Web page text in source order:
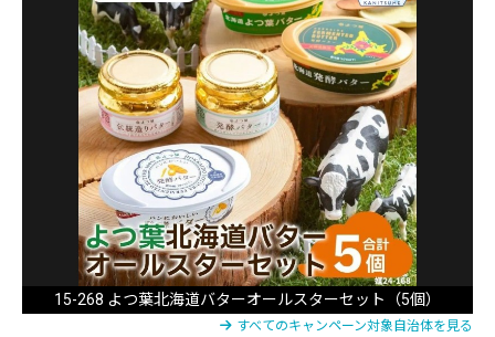
15-268 よつ葉北海道バターオールスターセット（5個）
すべてのキャンペーン対象自治体を見る